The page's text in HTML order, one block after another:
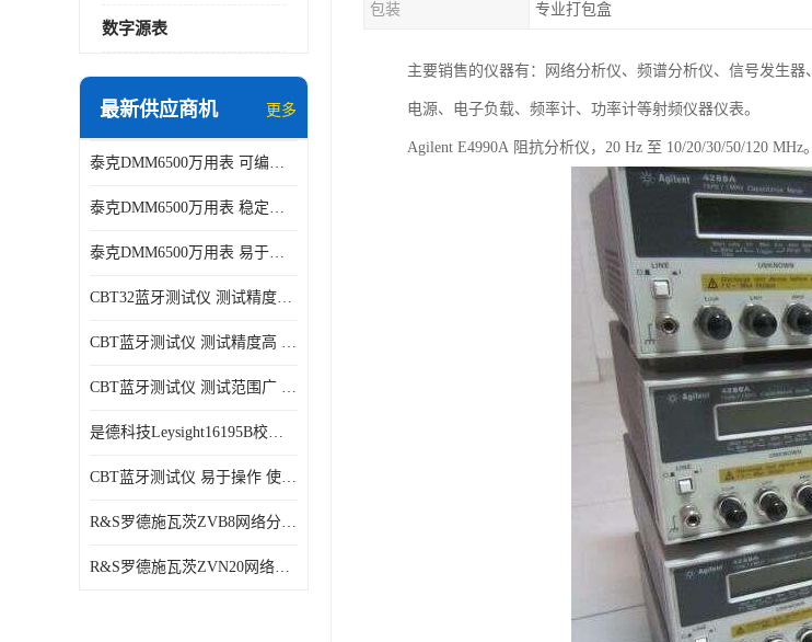
数字源表
最新供应商机 更多
泰克DMM6500万用表 可编程性强 多种接口
泰克DMM6500万用表 稳定性高 精度高
泰克DMM6500万用表 易于操作 操作简便
CBT32蓝牙测试仪 测试精度高 灵活性高 多功能性
CBT蓝牙测试仪 测试精度高 兼容性强 使用寿命较长
CBT蓝牙测试仪 测试范围广 稳定性好
是德科技Leysight16195B校准件 可靠性高 精度高
CBT蓝牙测试仪 易于操作 使用寿命较长
R&S罗德施瓦茨ZVB8网络分析仪 可视化分析 多功能性
R&S罗德施瓦茨ZVN20网络分析仪 性能稳定 提高网络性能
包装 专业打包盒
主要销售的仪器有：网络分析仪、频谱分析仪、信号发生
电源、电子负载、频率计、功率计等射频仪器仪表。
Agilent E4990A 阻抗分析仪，20 Hz 至 10/20/30/50/120 MHz。